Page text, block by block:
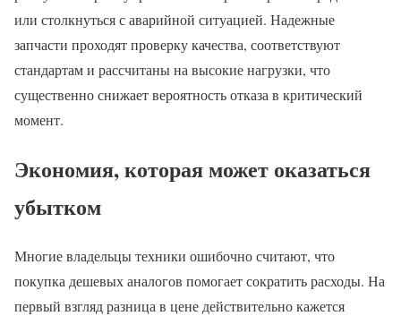
или столкнуться с аварийной ситуацией. Надежные
запчасти проходят проверку качества, соответствуют
стандартам и рассчитаны на высокие нагрузки, что
существенно снижает вероятность отказа в критический
момент.
Экономия, которая может оказаться
убытком
Многие владельцы техники ошибочно считают, что
покупка дешевых аналогов помогает сократить расходы. На
первый взгляд разница в цене действительно кажется